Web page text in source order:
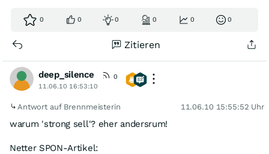
0 0 0 0 0 0
Zitieren
deep_silence
0
11.06.10 16:53:10
Antwort auf Brennmeisterin 11.06.10 15:55:52 Uhr
warum 'strong sell'? eher andersrum!
Netter SPON-Artikel: